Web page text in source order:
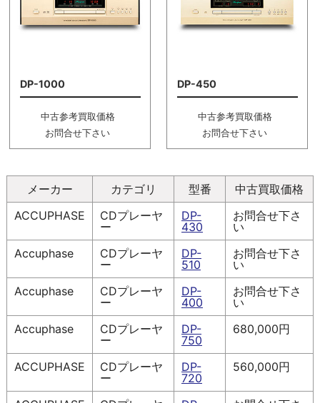
DP-1000
中古参考買取価格
お問合せ下さい
DP-450
中古参考買取価格
お問合せ下さい
メーカー カテゴリ 型番
中古買取価格
ACCUPHASE
CDプレーヤ
ー
DP-
430
お問合せ下さ
い
Accuphase
CDプレーヤ
ー
DP-
510
お問合せ下さ
い
Accuphase
CDプレーヤ
ー
DP-
400
お問合せ下さ
い
Accuphase
CDプレーヤ
ー
DP-
750
680,000円
ACCUPHASE
CDプレーヤ
ー
DP-
720
560,000円